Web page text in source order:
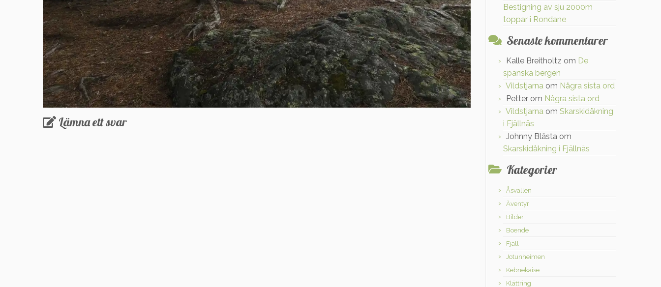
Lämna ett svar
Bestigning av sju 2000m
toppar i Rondane
Senaste kommentarer
Kalle Breitholtz om De
spanska bergen
Vildstjarna om Några sista ord
Petter om Några sista ord
Vildstjarna om Skarskidåkning
i Fjällnäs
Johnny Blästa om
Skarskidåkning i Fjällnäs
Kategorier
Åsvallen
Äventyr
Bilder
Boende
Fjäll
Jotunheimen
Kebnekaise
Klättring